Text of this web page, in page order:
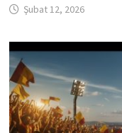
Şubat 12, 2026